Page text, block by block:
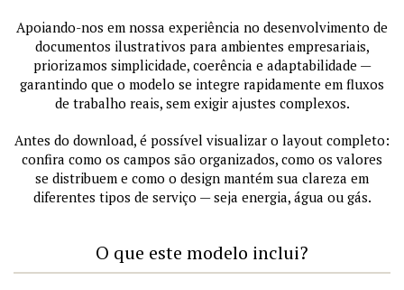
Apoiando-nos em nossa experiência no desenvolvimento de
documentos ilustrativos para ambientes empresariais,
priorizamos simplicidade, coerência e adaptabilidade —
garantindo que o modelo se integre rapidamente em fluxos
de trabalho reais, sem exigir ajustes complexos.
Antes do download, é possível visualizar o layout completo:
confira como os campos são organizados, como os valores
se distribuem e como o design mantém sua clareza em
diferentes tipos de serviço — seja energia, água ou gás.
O que este modelo inclui?